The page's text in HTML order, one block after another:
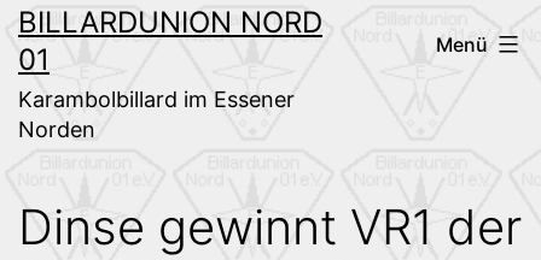
Zum
Inhalt
springen
BILLARDUNION NORD
01
Karambolbillard im Essener
Norden
Menü
Dinse gewinnt VR1 der